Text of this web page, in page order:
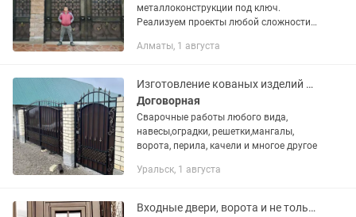
металлоконструкции под ключ.
Реализуем проекты любой сложности
Мы предлагаем комплексный подход:
Алматы, 1 августа
Изготовление кованых изделий на заказ
Договорная
Сварочные работы любого вида,
навесы,оградки, решетки,мангалы,
ворота, перила, качели и многое другое
Уральск, 1 августа
Входные двери, ворота и не только.